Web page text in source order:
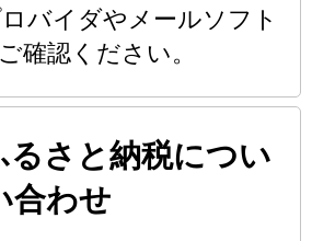
バイダやメールソフト
確認ください。
さと納税につい
合わせ